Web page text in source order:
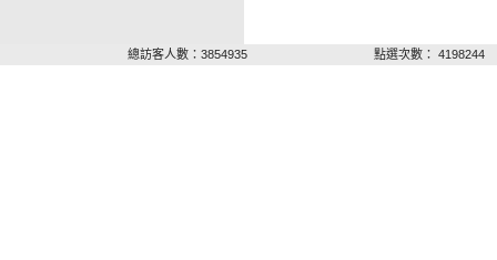
總訪客人數：3854935 點選次數： 4198244